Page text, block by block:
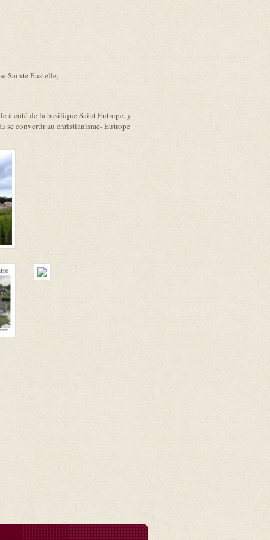
Sainte Eustelle,
à côté de la basilique Saint Eutrope, y
se convertir au christianisme- Eutrope